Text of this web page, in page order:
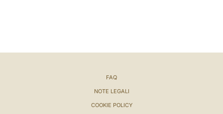
FAQ
NOTE LEGALI
COOKIE POLICY